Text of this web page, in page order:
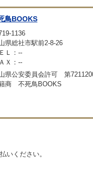
鳥BOOKS
1136
県総社市駅前2-8-26
Ｌ：--
Ｘ：--
県公安委員会許可 第
商 不死鳥BOOKS
いください。